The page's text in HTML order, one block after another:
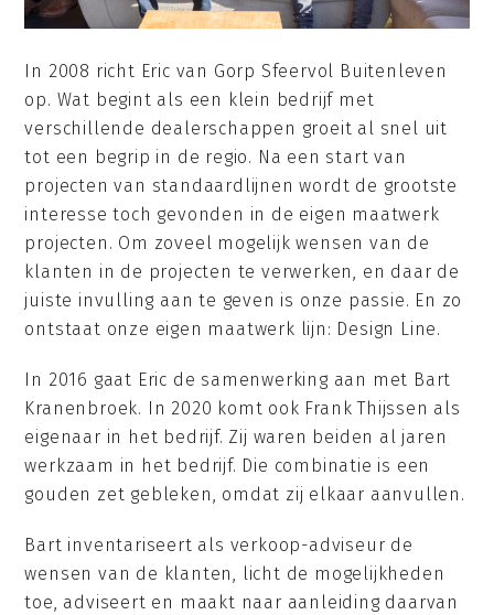
In 2008 richt Eric van Gorp Sfeervol Buitenleven
op. Wat begint als een klein bedrijf met
verschillende dealerschappen groeit al snel uit
tot een begrip in de regio. Na een start van
projecten van standaardlijnen wordt de grootste
interesse toch gevonden in de eigen maatwerk
projecten. Om zoveel mogelijk wensen van de
klanten in de projecten te verwerken, en daar de
juiste invulling aan te geven is onze passie. En zo
ontstaat onze eigen maatwerk lijn: Design Line.
In 2016 gaat Eric de samenwerking aan met Bart
Kranenbroek. In 2020 komt ook Frank Thijssen als
eigenaar in het bedrijf. Zij waren beiden al jaren
werkzaam in het bedrijf. Die combinatie is een
gouden zet gebleken, omdat zij elkaar aanvullen.
Bart inventariseert als verkoop-adviseur de
wensen van de klanten, licht de mogelijkheden
toe, adviseert en maakt naar aanleiding daarvan